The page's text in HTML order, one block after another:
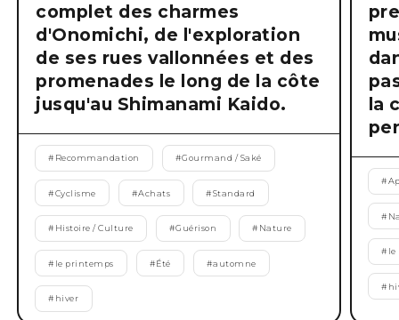
complet des charmes
d'Onomichi, de l'exploration
de ses rues vallonnées et des
promenades le long de la côte
jusqu'au Shimanami Kaido.
# Recommandation #Gourmand / Saké
#Cyclisme #Achats #Standard
# Histoire / Culture #Guérison # Nature
# le printemps #Été #automne
# hiver
la
#
#
# le
#